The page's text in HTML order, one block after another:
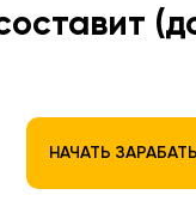
НАЧАТЬ